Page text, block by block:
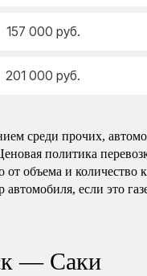
157 000 руб.
201 000 руб.
среди прочих,
политика
от объема и количество
если это
— Саки